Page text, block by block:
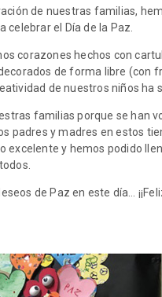
de nuestras familias,
celebrar el Día de la Paz.
corazones hechos con
de forma libre (con
de nuestros niños ha
familias porque se han
padres y madres en estos
excelente y hemos podido
de Paz en este día…